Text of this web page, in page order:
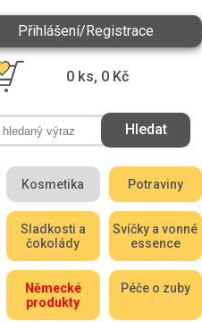
Přihlášení/Registrace
0 ks, 0 Kč
Kosmetika Potraviny
Sladkosti a
čokolády
Svíčky a vonné
essence
Německé
produkty
Péče o zuby